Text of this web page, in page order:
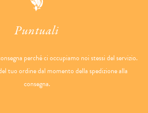
Puntuali
perché ci occupiamo noi stessi del servizio.
tuo ordine dal momento della spedizione alla
consegna.